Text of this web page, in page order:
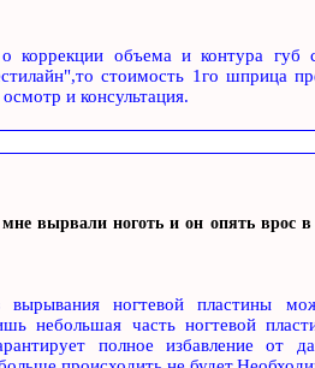
о коррекции объема и контура
стоимость 1го шприца
и консультация.
мне вырвали ноготь и он опять врос
вырывания ногтевой пластины
небольшая часть ногтевой
полное избавление от